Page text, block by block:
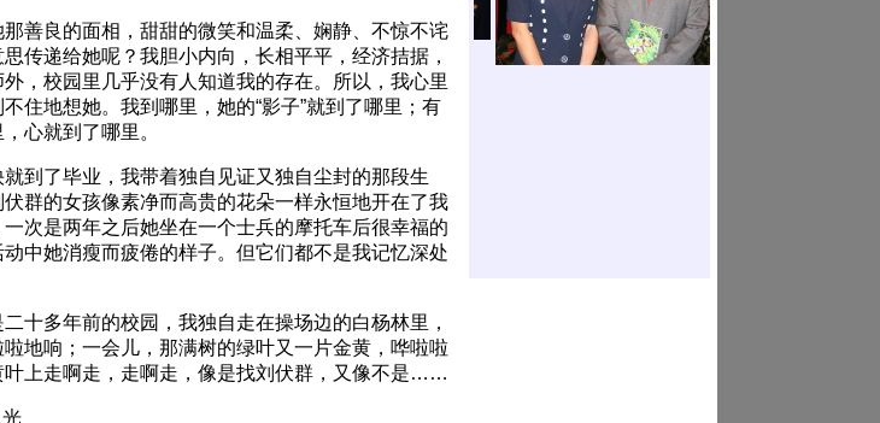
善良的面相，甜甜的微笑和温柔、娴静、不惊不诧
传递给她呢？我胆小内向，长相平平，经济拮据，
，校园里几乎没有人知道我的存在。所以，我心里
住地想她。我到哪里，她的“影子”就到了哪里；有
心就到了哪里。
到了毕业，我带着独自见证又独自尘封的那段生
群的女孩像素净而高贵的花朵一样永恒地开在了我
次是两年之后她坐在一个士兵的摩托车后很幸福的
中她消瘦而疲倦的样子。但它们都不是我记忆深处
十多年前的校园，我独自走在操场边的白杨林里，
地响；一会儿，那满树的绿叶又一片金黄，哗啦啦
上走啊走，走啊走，像是找刘伏群，又像不是……